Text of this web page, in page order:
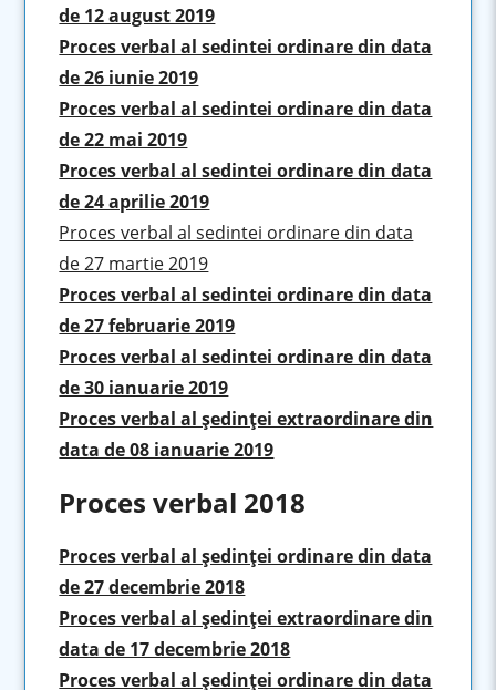
de 12 august 2019
Proces verbal al sedintei ordinare din data
de 26 iunie 2019
Proces verbal al sedintei ordinare din data
de 22 mai 2019
Proces verbal al sedintei ordinare din data
de 24 aprilie 2019
Proces verbal al sedintei ordinare din data
de 27 martie 2019
Proces verbal al sedintei ordinare din data
de 27 februarie 2019
Proces verbal al sedintei ordinare din data
de 30 ianuarie 2019
Proces verbal al şedinţei extraordinare din
data de 08 ianuarie 2019
Proces verbal 2018
Proces verbal al şedinţei ordinare din data
de 27 decembrie 2018
Proces verbal al şedinţei extraordinare din
data de 17 decembrie 2018
Proces verbal al şedinţei ordinare din data